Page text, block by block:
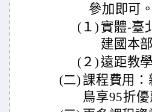
參加即可。
(１) 實體-臺
建國本
(２) 遠距教
(二)課程費用
鳥享95折優